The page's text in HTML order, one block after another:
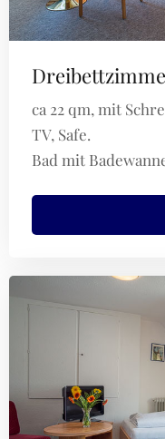
ca 22 qm, mit
TV, Safe.
Bad mit